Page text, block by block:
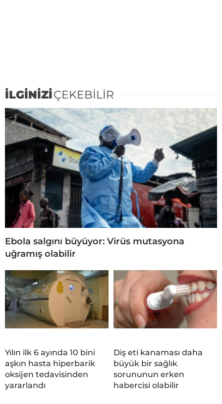
İLGİNİZİÇEKEBİLİR
Ebola salgını büyüyor: Virüs mutasyona
uğramış olabilir
Yılın ilk 6 ayında 10 bini
aşkın hasta hiperbarik
oksijen tedavisinden
yararlandı
Diş eti kanaması daha
büyük bir sağlık
sorununun erken
habercisi olabilir